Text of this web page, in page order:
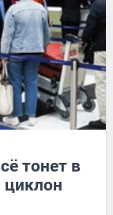
тонет в
циклон